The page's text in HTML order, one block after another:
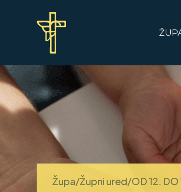
Župa/Župni ured/OD 12.